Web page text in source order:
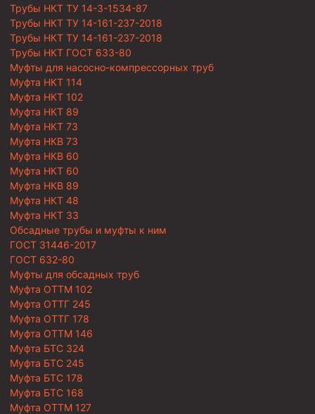
Трубы НКТ ТУ 14-3-1534-87
Трубы НКТ ТУ 14-161-237-2018
Трубы НКТ ТУ 14-161-237-2018
Трубы НКТ ГОСТ 633-80
Муфты для насосно-компрессорных труб
Муфта НКТ 114
Муфта НКТ 102
Муфта НКТ 89
Муфта НКТ 73
Муфта НКВ 73
Муфта НКВ 60
Муфта НКТ 60
Муфта НКВ 89
Муфта НКТ 48
Муфта НКТ 33
Обсадные трубы и муфты к ним
ГОСТ 31446-2017
ГОСТ 632-80
Муфты для обсадных труб
Муфта ОТТМ 102
Муфта ОТТГ 245
Муфта ОТТГ 178
Муфта ОТТМ 146
Муфта БТС 324
Муфта БТС 245
Муфта БТС 178
Муфта БТС 168
Муфта ОТТМ 127